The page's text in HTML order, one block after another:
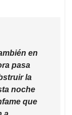
en
pasa
la
noche
que